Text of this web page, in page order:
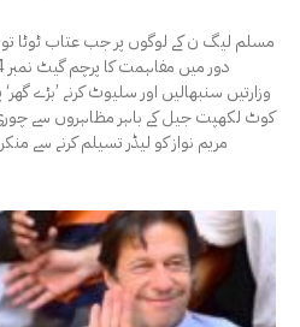
مسلم لیگ ن کے لوگوں پر جب عتاب ٹوٹا تو
وزارتیں سنبھالیں اور سلیوٹ کرنے ’بڑے
کوٹ لکھپت جیل کے باہر مظاہروں سے
مریم نواز کو لیڈر تسیلم کرنے سے